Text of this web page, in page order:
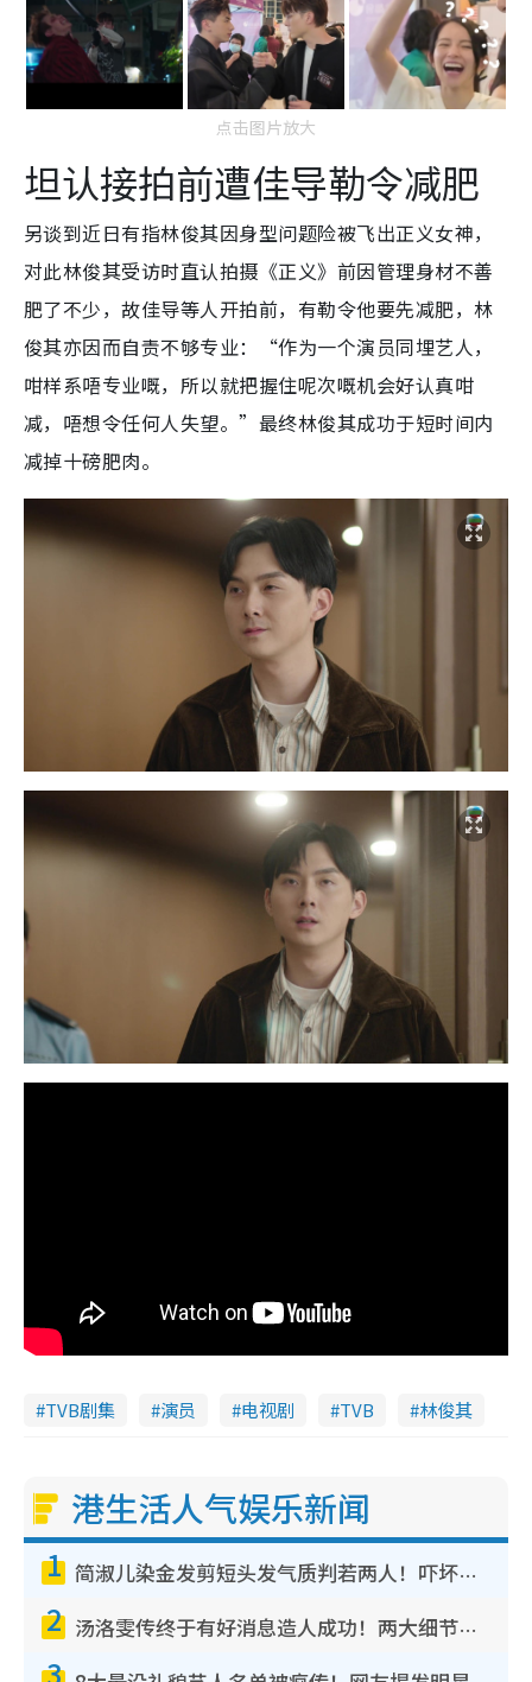
点击图片放大
坦认接拍前遭佳导勒令减肥
另谈到近日有指林俊其因身型问题险被飞出正义女神，
对此林俊其受访时直认拍摄《正义》前因管理身材不善
肥了不少，故佳导等人开拍前，有勒令他要先减肥，林
俊其亦因而自责不够专业：“作为一个演员同埋艺人，
咁样系唔专业嘅，所以就把握住呢次嘅机会好认真咁
减，唔想令任何人失望。”最终林俊其成功于短时间内
减掉十磅肥肉。
TVB剧集 演员 电视剧 TVB 林俊其
港生活人气娱乐新闻
1 简淑儿染金发剪短头发气质判若两人！吓坏老公麦大力都认不出：“你做什么？”
2 汤洛雯传终于有好消息造人成功！两大细节曝孕味极浓引猜测：大肚婆先会咁！
3